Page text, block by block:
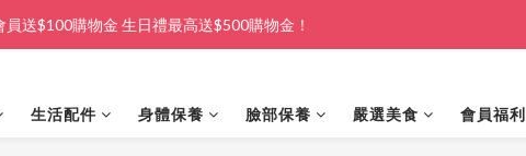
員送$100購物金 生日禮最高送$500購物金！
生活配件 身體保養 臉部保養 嚴選美食 會員福利